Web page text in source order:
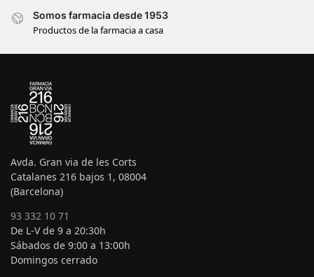
Somos farmacia desde 1953
Productos de la farmacia a casa
Avda. Gran via de les Corts
Catalanes 216 bajos 1, 08004
(Barcelona)
93 332 10 71
De L-V de 9 a 20:30h
Sábados de 9:00 a 13:00h
Domingos cerrado